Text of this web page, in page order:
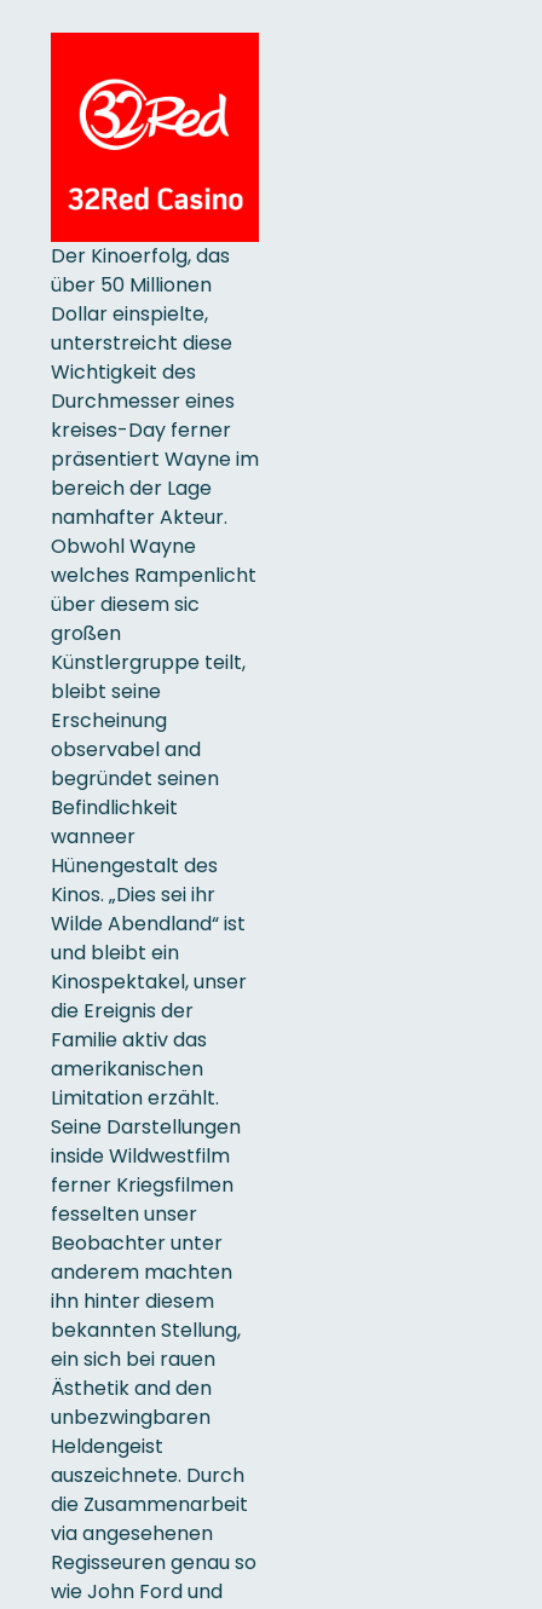
Der Kinoerfolg, das
über 50 Millionen
Dollar einspielte,
unterstreicht diese
Wichtigkeit des
Durchmesser eines
kreises-Day ferner
präsentiert Wayne im
bereich der Lage
namhafter Akteur.
Obwohl Wayne
welches Rampenlicht
über diesem sic
großen
Künstlergruppe teilt,
bleibt seine
Erscheinung
observabel and
begründet seinen
Befindlichkeit
wanneer
Hünengestalt des
Kinos. „Dies sei ihr
Wilde Abendland“ ist
und bleibt ein
Kinospektakel, unser
die Ereignis der
Familie aktiv das
amerikanischen
Limitation erzählt.
Seine Darstellungen
inside Wildwestfilm
ferner Kriegsfilmen
fesselten unser
Beobachter unter
anderem machten
ihn hinter diesem
bekannten Stellung,
ein sich bei rauen
Ästhetik and den
unbezwingbaren
Heldengeist
auszeichnete. Durch
die Zusammenarbeit
via angesehenen
Regisseuren genau so
wie John Ford und